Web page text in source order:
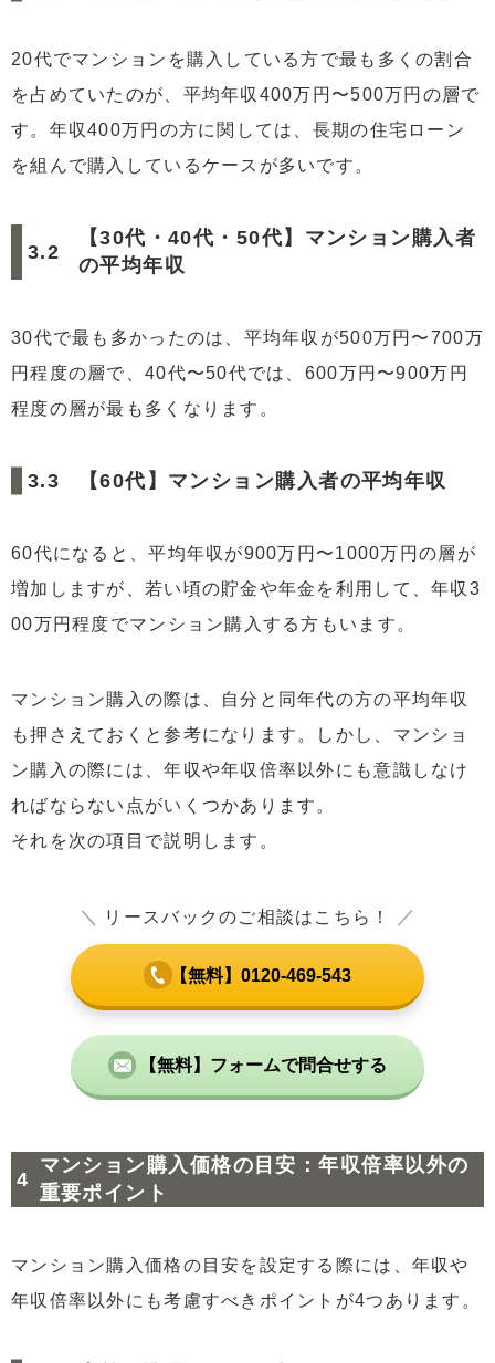
20代でマンションを購入している方で最も多くの割合
を占めていたのが、平均年収400万円〜500万円の層で
す。年収400万円の方に関しては、長期の住宅ローン
を組んで購入しているケースが多いです。
【30代・40代・50代】マンション購入者
の平均年収
30代で最も多かったのは、平均年収が500万円〜700万
円程度の層で、40代〜50代では、600万円〜900万円
程度の層が最も多くなります。
【60代】マンション購入者の平均年収
60代になると、平均年収が900万円〜1000万円の層が
増加しますが、若い頃の貯金や年金を利用して、年収3
00万円程度でマンション購入する方もいます。
マンション購入の際は、自分と同年代の方の平均年収
も押さえておくと参考になります。しかし、マンショ
ン購入の際には、年収や年収倍率以外にも意識しなけ
ればならない点がいくつかあります。
それを次の項目で説明します。
＼ リースバックのご相談はこちら！ ／
【無料】0120-469-543
【無料】フォームで問合せする
マンション購入価格の目安：年収倍率以外の
重要ポイント
マンション購入価格の目安を設定する際には、年収や
年収倍率以外にも考慮すべきポイントが4つあります。